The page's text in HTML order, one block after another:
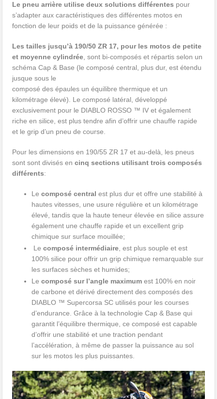
Le pneu arrière utilise deux solutions différentes pour
s’adapter aux caractéristiques des différentes motos en
fonction de leur poids et de la puissance générée :
Les tailles jusqu’à 190/50 ZR 17, pour les motos de petite
et moyenne cylindrée, sont bi-composés et répartis selon un
schéma Cap & Base (le composé central, plus dur, est étendu
jusque sous le
composé des épaules un équilibre thermique et un
kilométrage élevé). Le composé latéral, développé
exclusivement pour le DIABLO ROSSO ™ IV et également
riche en silice, est plus tendre afin d’offrir une chauffe rapide
et le grip d’un pneu de course.
Pour les dimensions en 190/55 ZR 17 et au-delà, les pneus
sont sont divisés encinq sections utilisant trois composés
différents:
Lecomposé central est plus dur et offre une stabilité à
hautes vitesses, une usure régulière et un kilométrage
élevé, tandis que la haute teneur élevée en silice assure
également une chauffe rapide et un excellent grip
chimique sur surface mouillée;
Lecomposé intermédiaire, est plus souple et est
100% silice pour offrir un grip chimique remarquable sur
les surfaces sèches et humides;
Lecomposé sur l’angle maximum est 100% en noir
de carbone et dérivé directement des composés des
DIABLO ™ Supercorsa SC utilisés pour les courses
d’endurance. Grâce à la technologie Cap & Base qui
garantit l’équilibre thermique, ce composé est capable
d’offrir une stabilité et une traction pendant
l’accélération, à même de passer la puissance au sol
sur les motos les plus puissantes.